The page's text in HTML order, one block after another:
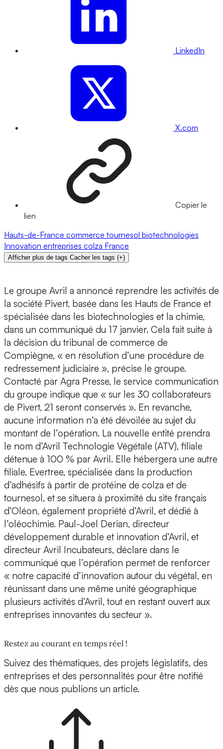
LinkedIn
X.com
Copier le
lien
Hauts-de-France commerce tournesol biotechnologies
Innovation entreprises colza France
Afficher plus de tags Cacher les tags (+)
Le groupe Avril a annoncé reprendre les activités de
la société Pivert, basée dans les Hauts de France et
spécialisée dans les biotechnologies et la chimie,
dans un communiqué du 17 janvier. Cela fait suite à
la décision du tribunal de commerce de
Compiègne, « en résolution d’une procédure de
redressement judiciaire », précise le groupe.
Contacté par Agra Presse, le service communication
du groupe indique que « sur les 30 collaborateurs
de Pivert, 21 seront conservés ». En revanche,
aucune information n’a été dévoilée au sujet du
montant de l’opération. La nouvelle entité prendra
le nom d’Avril Technologie Végétale (ATV), filiale
détenue à 100 % par Avril. Elle hébergera une autre
filiale, Evertree, spécialisée dans la production
d’adhésifs à partir de protéine de colza et de
tournesol, et se situera à proximité du site français
d’Oléon, également propriété d’Avril, et dédié à
l’oléochimie. Paul-Joel Derian, directeur
développement durable et innovation d’Avril, et
directeur Avril Incubateurs, déclare dans le
communiqué que l’opération permet de renforcer
« notre capacité d’innovation autour du végétal, en
réunissant dans une même unité géographique
plusieurs activités d’Avril, tout en restant ouvert aux
entreprises innovantes du secteur ».
Restez au courant en temps réel !
Suivez des thématiques, des projets législatifs, des
entreprises et des personnalités pour être notifié
dès que nous publions un article.